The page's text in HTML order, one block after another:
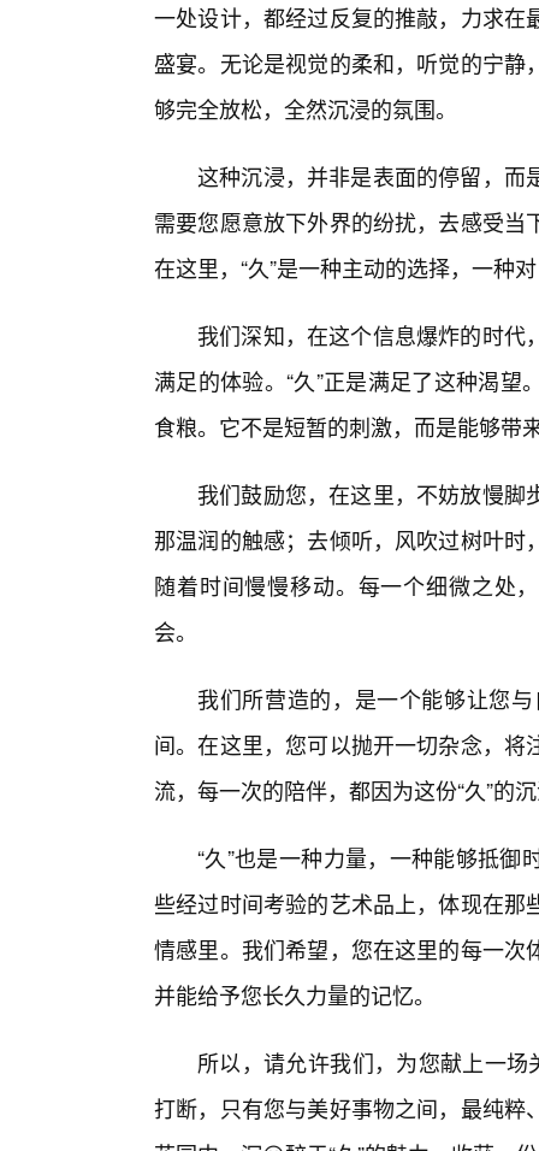
一处设计，都经过反复的推敲，力求
盛宴。无论是视觉的柔和，听觉的宁
够完全放松，全然沉浸的氛围。
这种沉浸，并非是表面的停留，而
需要您愿意放下外界的纷扰，去感受
在这里，“久”是一种主动的选择，一种
我们深知，在这个信息爆炸的时
满足的体验。“久”正是满足了这种渴
食粮。它不是短暂的刺激，而是能够带
我们鼓励您，在这里，不妨放慢
那温润的触感；去倾听，风吹过树叶
随着时间慢慢移动。每一个细微之处
会。
我们所营造的，是一个能够让您
间。在这里，您可以抛开一切杂念，
流，每一次的陪伴，都因为这份“久”的
“久”也是一种力量，一种能够抵
些经过时间考验的艺术品上，体现在
情感里。我们希望，您在这里的每一
并能给予您长久力量的记忆。
所以，请允许我们，为您献上一场
打断，只有您与美好事物之间，最纯